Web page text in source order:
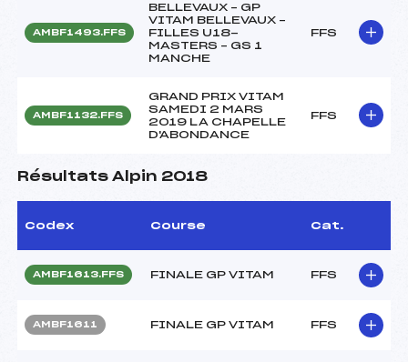
AMBF1493.FFS
BELLEVAUX – GP
VITAM BELLEVAUX –
FILLES U18-
MASTERS – GS 1
MANCHE
FFS
AMBF1132.FFS
GRAND PRIX VITAM
SAMEDI 2 MARS
2019 LA CHAPELLE
D'ABONDANCE
FFS
Résultats Alpin 2018
Codex Course Cat.
AMBF1613.FFS FINALE GP VITAM FFS
AMBF1611 FINALE GP VITAM FFS